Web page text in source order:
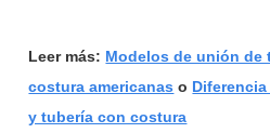
Leer más: Modelos de unión de
costura americanas o
y tubería con costura